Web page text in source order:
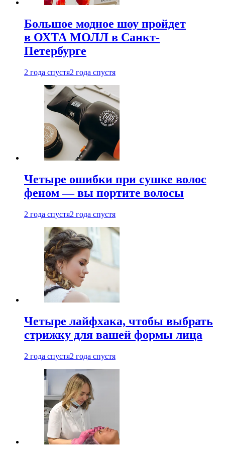
Большое модное шоу пройдет
в ОХТА МОЛЛ в Санкт-
Петербурге
2 года спустя2 года спустя
Четыре ошибки при сушке волос
феном — вы портите волосы
2 года спустя2 года спустя
Четыре лайфхака, чтобы выбрать
стрижку для вашей формы лица
2 года спустя2 года спустя